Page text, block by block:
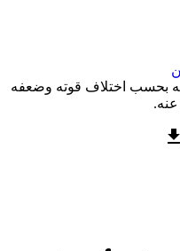
بحسب اختلاف قوته وضعفه